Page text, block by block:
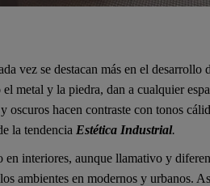
vez se destacan más en el
metal y la piedra, dan a cualquier
oscuros hacen contraste con tonos
la tendencia Estética Industrial.
en interiores, aunque llamativo y
ambientes en modernos y urbanos.